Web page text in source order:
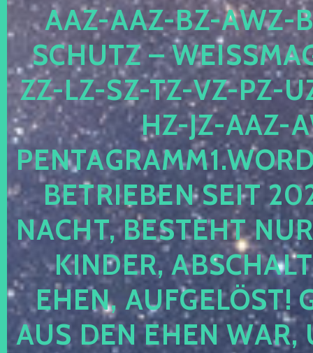
AZ-AAZ-BZ-AWZ-
CHUTZ –
-LZ-SZ-TZ-VZ-PZ-UZ-
-JZ-AAZ-
TRIEBEN SEIT 2024
CHT, BESTEHT NUR
NDER,
EN, AUFGELÖST!
S DEN EHEN WAR,